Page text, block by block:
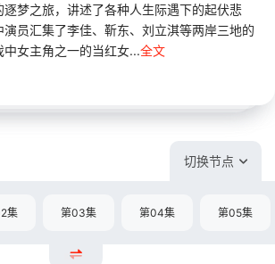
逐梦之旅，讲述了各种人生际遇下的起伏悲
汇集了李佳、靳东、刘立淇等两岸三地的
中女主角之一的当红女...全文
切换节点
集 第03集 第04集 第05集